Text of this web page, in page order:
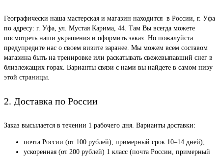
Географически наша мастерская и магазин находится в России, г. Уфа
по адресу: г. Уфа, ул. Мустая Карима, 44. Там Вы всегда можете
посмотреть наши украшения и оформить заказ. Но пожалуйста
предупредите нас о своем визите заранее. Мы можем всем составом
магазина быть на тренировке или раскатывать свежевыпавший снег в
близлежащих горах. Варианты связи с нами вы найдете в самом низу
этой страницы.
2. Доставка по России
Заказ высылается в течении 1 рабочего дня. Варианты доставки:
почта России (от 100 рублей), примерный срок 10–14 дней);
ускоренная (от 200 рублей) 1 класс (почта России, примерный